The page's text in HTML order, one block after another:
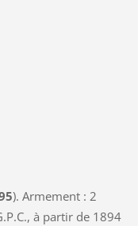
). Armement : 2
à partir de 1894